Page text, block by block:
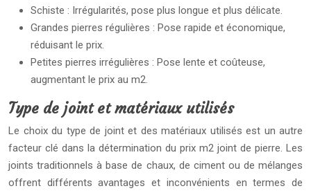
Schiste : Irrégularités, pose plus longue et plus délicate.
Grandes pierres régulières : Pose rapide et économique,
réduisant le prix.
Petites pierres irrégulières : Pose lente et coûteuse,
augmentant le prix au m2.
Type de joint et matériaux utilisés
Le choix du type de joint et des matériaux utilisés est un autre
facteur clé dans la détermination du prix m2 joint de pierre. Les
joints traditionnels à base de chaux, de ciment ou de mélanges
offrent différents avantages et inconvénients en termes de